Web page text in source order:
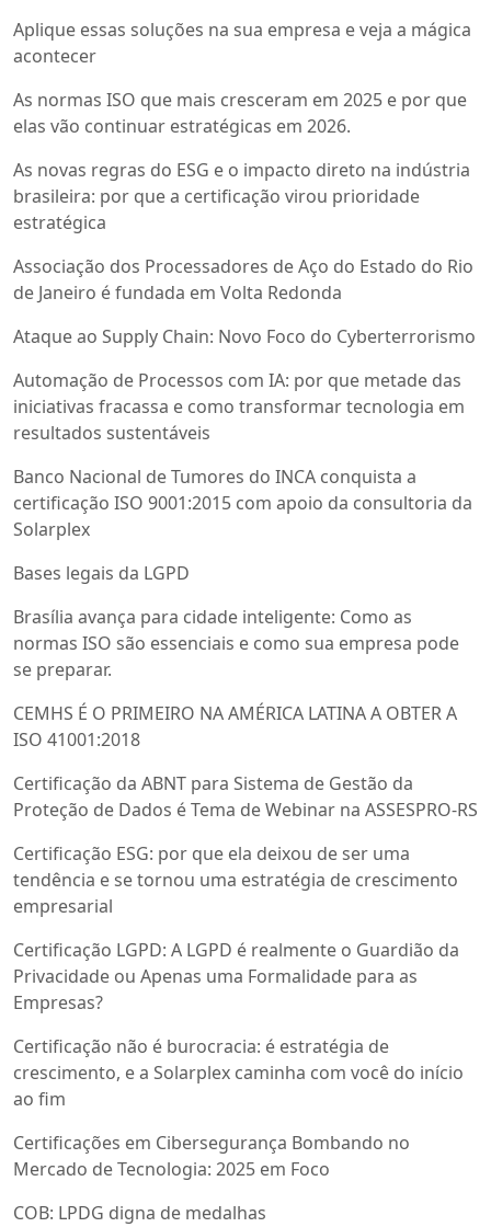
Aplique essas soluções na sua empresa e veja a mágica
acontecer
As normas ISO que mais cresceram em 2025 e por que
elas vão continuar estratégicas em 2026.
As novas regras do ESG e o impacto direto na indústria
brasileira: por que a certificação virou prioridade
estratégica
Associação dos Processadores de Aço do Estado do Rio
de Janeiro é fundada em Volta Redonda
Ataque ao Supply Chain: Novo Foco do Cyberterrorismo
Automação de Processos com IA: por que metade das
iniciativas fracassa e como transformar tecnologia em
resultados sustentáveis
Banco Nacional de Tumores do INCA conquista a
certificação ISO 9001:2015 com apoio da consultoria da
Solarplex
Bases legais da LGPD
Brasília avança para cidade inteligente: Como as
normas ISO são essenciais e como sua empresa pode
se preparar.
CEMHS É O PRIMEIRO NA AMÉRICA LATINA A OBTER A
ISO 41001:2018
Certificação da ABNT para Sistema de Gestão da
Proteção de Dados é Tema de Webinar na ASSESPRO-RS
Certificação ESG: por que ela deixou de ser uma
tendência e se tornou uma estratégia de crescimento
empresarial
Certificação LGPD: A LGPD é realmente o Guardião da
Privacidade ou Apenas uma Formalidade para as
Empresas?
Certificação não é burocracia: é estratégia de
crescimento, e a Solarplex caminha com você do início
ao fim
Certificações em Cibersegurança Bombando no
Mercado de Tecnologia: 2025 em Foco
COB: LPDG digna de medalhas